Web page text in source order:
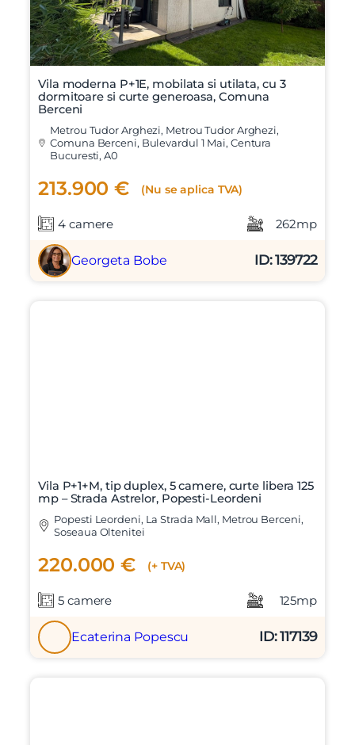
Vila moderna P+1E, mobilata si utilata, cu 3
dormitoare si curte generoasa, Comuna
Berceni
Metrou Tudor Arghezi, Metrou Tudor Arghezi,
Comuna Berceni, Bulevardul 1 Mai, Centura
Bucuresti, A0
213.900 € (Nu se aplica TVA)
4 camere 262mp
Georgeta Bobe ID: 139722
Vila P+1+M, tip duplex, 5 camere, curte libera 125
mp – Strada Astrelor, Popesti-Leordeni
Popesti Leordeni, La Strada Mall, Metrou Berceni,
Soseaua Oltenitei
220.000 € (+ TVA)
5 camere 125mp
Ecaterina Popescu ID: 117139